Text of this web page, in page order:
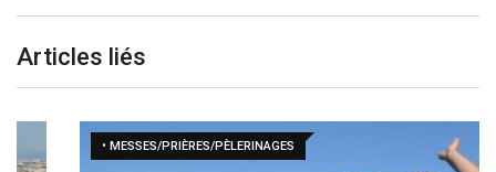
Articles liés
• MESSES/PRIÈRES/PÈLERINAGES